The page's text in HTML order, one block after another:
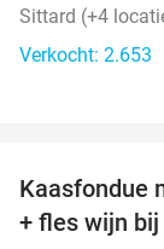
Sittard (+4
Verkocht: 2.653
Kaasfondue
+ fles wijn